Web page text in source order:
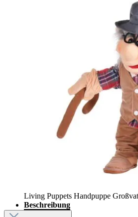
Living Puppets Handpuppe
Beschreibung